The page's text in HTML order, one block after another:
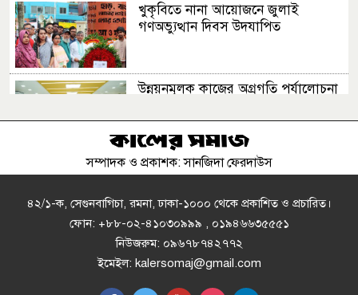
খুকৃবিতে নানা আয়োজনে জুলাই
গণঅভ্যুত্থান দিবস উদযাপিত
উন্নয়নমূলক কাজের অগ্রগতি পর্যালোচনা
রাজশাহীতে পাঁচ দিনব্যাপী রাজশাহীর
এসএসসির ফল ১০ আগস্ট, দেখবেন
যেভাবে
সম্পাদক ও প্রকাশক: সানজিদা ফেরদাউস
৪২/১-ক, সেগুনবাগিচা, রমনা, ঢাকা-১০০০ থেকে প্রকাশিত ও প্রচারিত।
ফোন: +৮৮-০২-৪১০৩০৯৯৯ , ০১৯৪৬৬৩৫৫৫১
নিউজরুম: ০৯৬৭৮৭৪২৭৭২
ইমেইল: kalersomaj@gmail.com